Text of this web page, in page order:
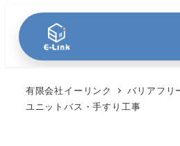
有限会社イーリンク バリアフリ
ユニットバス・手すり工事